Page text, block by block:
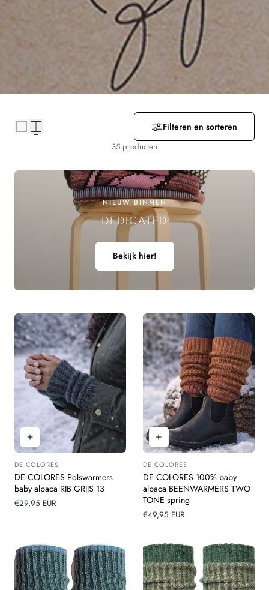
M
I
N
G
:
Filteren en sorteren
35 producten
NIEUW BINNEN
DEDICATED
Bekijk hier!
Leverancier:
DE COLORES
DE COLORES Polswarmers
baby alpaca RIB GRIJS 13
Normale
€29,95 EUR
Leverancier:
DE COLORES
DE COLORES 100% baby
alpaca BEENWARMERS TWO
TONE spring
Normale
€49,95 EUR